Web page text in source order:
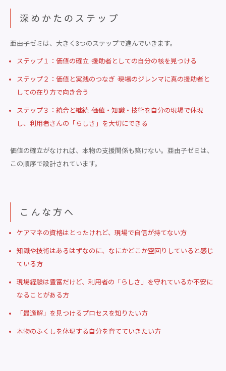
深めかたのステップ
亜由子ゼミは、大きく3つのステップで進んでいきます。
ステップ１：価値の確立 ―― 援助者としての自分の核を見つける
ステップ２：価値と実践のつなぎ ―― 現場のジレンマに真の援助者と
しての在り方で向き合う
ステップ３：統合と継続 ―― 価値・知識・技術を自分の現場で体現
し、利用者さんの「らしさ」を大切にできる
価値の確立がなければ、本物の支援関係も築けない。亜由子ゼミは、
この順序で設計されています。
こんな方へ
ケアマネの資格はとったけれど、現場で自信が持てない方
知識や技術はあるはずなのに、なにかどこか空回りしていると感じ
ている方
現場経験は豊富だけど、利用者の「らしさ」を守れているか不安に
なることがある方
「最適解」を見つけるプロセスを知りたい方
本物のふくしを体現する自分を育てていきたい方